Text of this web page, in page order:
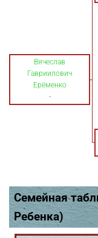
Вячеслав
Гавриилович
Ерёменко
-
Семейная
Ребенка)